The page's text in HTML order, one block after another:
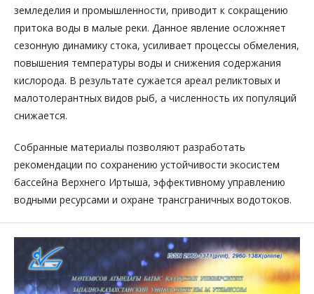
земледелия и промышленности, приводит к сокращению
притока воды в малые реки. Данное явление осложняет
сезонную динамику стока, усиливает процессы обмеления,
повышения температуры воды и снижения содержания
кислорода. В результате сужается ареал реликтовых и
малотолерантных видов рыб, а численность их популяций
снижается.
Собранные материалы позволяют разработать
рекомендации по сохранению устойчивости экосистем
бассейна Верхнего Иртыша, эффективному управлению
водными ресурсами и охране трансграничных водотоков.